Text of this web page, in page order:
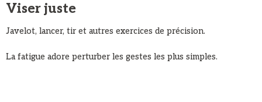
Viser juste
Javelot, lancer, tir et autres exercices de précision.
La fatigue adore perturber les gestes les plus simples.